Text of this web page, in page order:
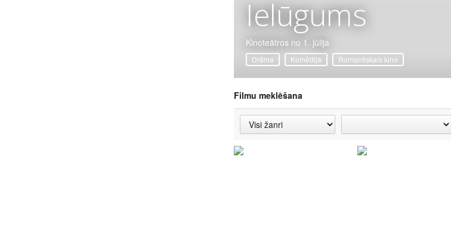
Ielūgums
Kinoteātros no 1. jūlija
Drāma Komēdija Romantiskais kino
Filmu meklēšana